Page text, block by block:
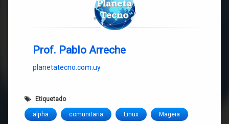
Prof. Pablo Arreche
planetatecno.com.uy
Etiquetado
alpha comunitaria Linux Mageia